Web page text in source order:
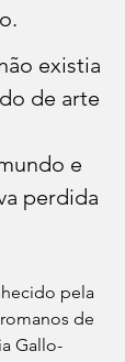
existia
de arte
e
perdida
pela
de
Gallo-